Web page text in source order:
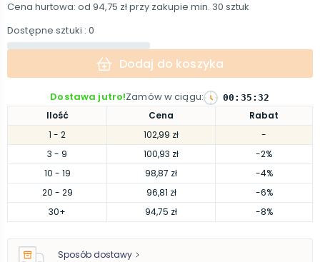
Ilość Cena
Rabat
1 - 2 102,99 zł
-
3 - 9 100,93 zł
-2%
10 - 19 98,87 zł
-4%
20 - 29 96,81 zł
-6%
30+ 94,75 zł -8%
Cena hurtowa: od 94,75 złprzy zakupie min. 30 sztuk
Dostępne sztuki : 0
Dodaj do koszyka
Dostawa jutro!Zamów w ciągu: 00 : 35 :31
Sposób dostawy